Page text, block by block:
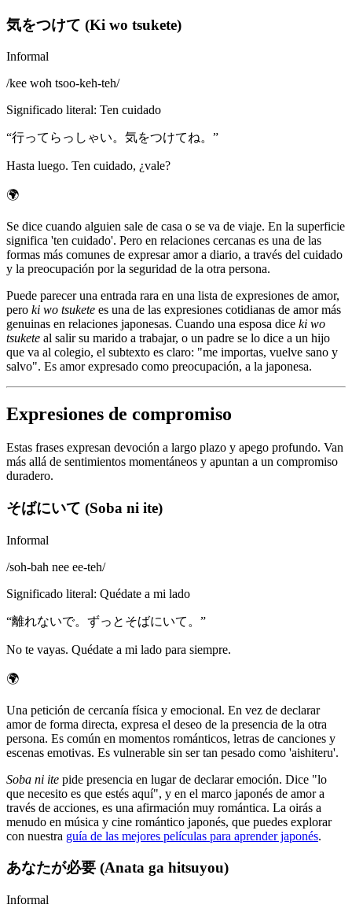
気をつけて (Ki wo tsukete)
Informal
/kee woh tsoo-keh-teh/
Significado literal: Ten cuidado
“行ってらっしゃい。気をつけてね。 ”
Hasta luego. Ten cuidado, ¿vale?
🌍
Se dice cuando alguien sale de casa o se va de viaje. En la superficie
significa 'ten cuidado'. Pero en relaciones cercanas es una de las
formas más comunes de expresar amor a diario, a través del cuidado
y la preocupación por la seguridad de la otra persona.
Puede parecer una entrada rara en una lista de expresiones de amor,
pero ki wo tsukete es una de las expresiones cotidianas de amor más
genuinas en relaciones japonesas. Cuando una esposa dice ki wo
tsukete al salir su marido a trabajar, o un padre se lo dice a un hijo
que va al colegio, el subtexto es claro: "me importas, vuelve sano y
salvo". Es amor expresado como preocupación, a la japonesa.
Expresiones de compromiso
Estas frases expresan devoción a largo plazo y apego profundo. Van
más allá de sentimientos momentáneos y apuntan a un compromiso
duradero.
そばにいて (Soba ni ite)
Informal
/soh-bah nee ee-teh/
Significado literal: Quédate a mi lado
“離れないで。ずっとそばにいて。 ”
No te vayas. Quédate a mi lado para siempre.
🌍
Una petición de cercanía física y emocional. En vez de declarar
amor de forma directa, expresa el deseo de la presencia de la otra
persona. Es común en momentos románticos, letras de canciones y
escenas emotivas. Es vulnerable sin ser tan pesado como 'aishiteru'.
Soba ni ite pide presencia en lugar de declarar emoción. Dice "lo
que necesito es que estés aquí", y en el marco japonés de amor a
través de acciones, es una afirmación muy romántica. La oirás a
menudo en música y cine romántico japonés, que puedes explorar
con nuestra guía de las mejores películas para aprender japonés.
あなたが必要 (Anata ga hitsuyou)
Informal